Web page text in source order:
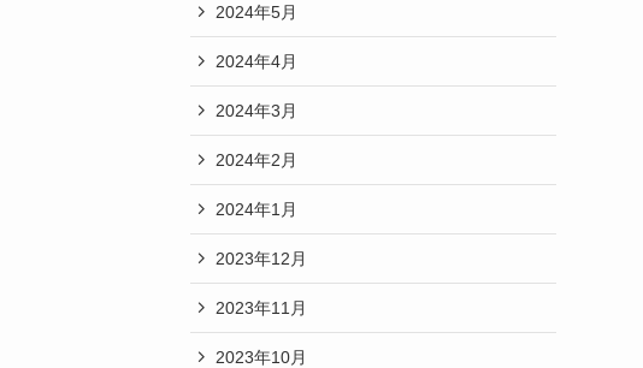
2024年5月
2024年4月
2024年3月
2024年2月
2024年1月
2023年12月
2023年11月
2023年10月